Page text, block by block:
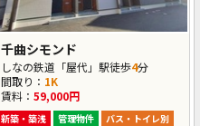
千曲シモンド
しなの鉄道「屋代」駅徒歩4分
間取り： 1K
賃料： 59,000円
新築・築浅 管理物件
バス・トイレ別